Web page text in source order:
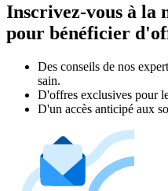
Inscrivez-vous à la
pour bénéficier
Des conseils de nos
sain.
D'offres exclusives pour
D'un accès anticipé aux